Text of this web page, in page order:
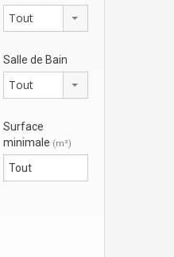
Tout
Salle de Bain
Tout
Surface
minimale (m²)